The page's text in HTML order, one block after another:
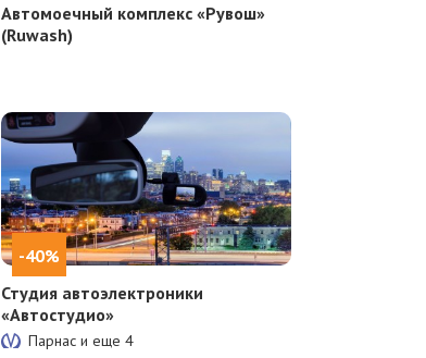
Автомоечный комплекс «Рувош»
(Ruwash)
-40%
Студия автоэлектроники
«Автостудио»
Парнас и еще4